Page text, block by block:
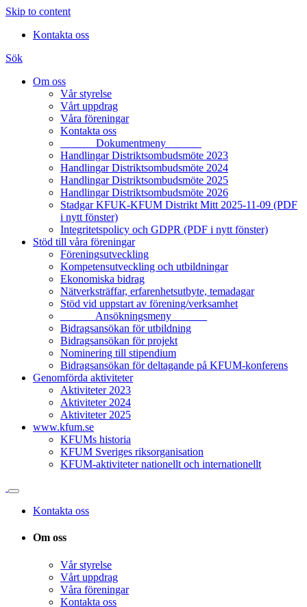
Skip to content
Kontakta oss
Sök
Om oss
Vår styrelse
Vårt uppdrag
Våra föreningar
Kontakta oss
______ Dokumentmeny ______
Handlingar Distriktsombudsmöte 2023
Handlingar Distriktsombudsmöte 2024
Handlingar Distriktsombudsmöte 2025
Handlingar Distriktsombudsmöte 2026
Stadgar KFUK-KFUM Distrikt Mitt 2025-11-09 (PDF
i nytt fönster)
Integritetspolicy och GDPR (PDF i nytt fönster)
Stöd till våra föreningar
Föreningsutveckling
Kompetensutveckling och utbildningar
Ekonomiska bidrag
Nätverksträffar, erfarenhetsutbyte, temadagar
Stöd vid uppstart av förening/verksamhet
______ Ansökningsmeny ______
Bidragsansökan för utbildning
Bidragsansökan för projekt
Nominering till stipendium
Bidragsansökan för deltagande på KFUM-konferens
Genomförda aktiviteter
Aktiviteter 2023
Aktiviteter 2024
Aktiviteter 2025
www.kfum.se
KFUMs historia
KFUM Sveriges riksorganisation
KFUM-aktiviteter nationellt och internationellt
Kontakta oss
Om oss
Vår styrelse
Vårt uppdrag
Våra föreningar
Kontakta oss